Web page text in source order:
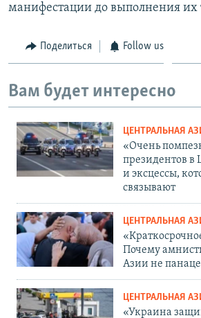
манифестации до выполнения их
Поделиться Follow us
Вам будет интересно
ЦЕНТРАЛЬНАЯ
«Очень
президентов в
и эксцессы,
связывают
ЦЕНТРАЛЬНАЯ
Почему
Азии не
ЦЕНТРАЛЬНАЯ
«Украина